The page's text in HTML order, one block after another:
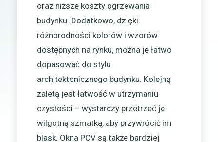
oraz niższe koszty ogrzewania
budynku. Dodatkowo, dzięki
różnorodności kolorów i wzorów
dostępnych na rynku, można je łatwo
dopasować do stylu
architektonicznego budynku. Kolejną
zaletą jest łatwość w utrzymaniu
czystości – wystarczy przetrzeć je
wilgotną szmatką, aby przywrócić im
blask. Okna PCV są także bardziej